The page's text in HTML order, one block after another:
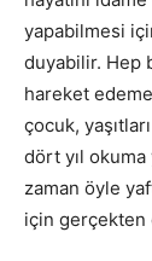
yapabilmesi
duyabilir. Hep
hareket
çocuk,
dört yıl
zaman öyle
için gerçekten